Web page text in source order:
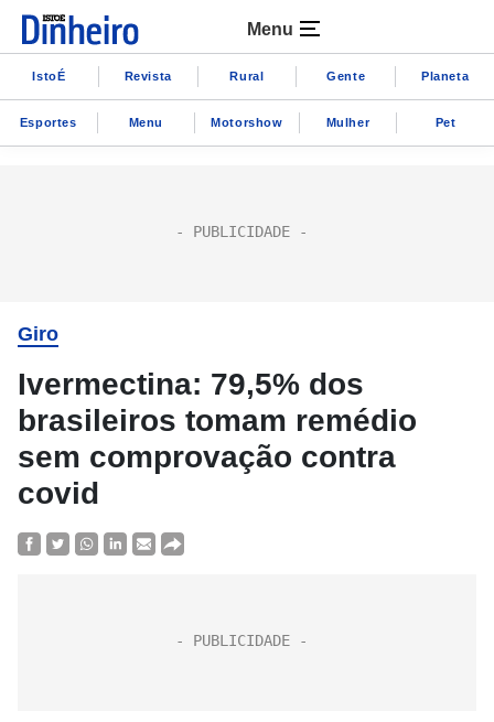
Menu
IstoÉ Revista Rural Gente Planeta
Esportes Menu Motorshow Mulher Pet
Giro
Ivermectina: 79,5% dos
brasileiros tomam remédio
sem comprovação contra
covid